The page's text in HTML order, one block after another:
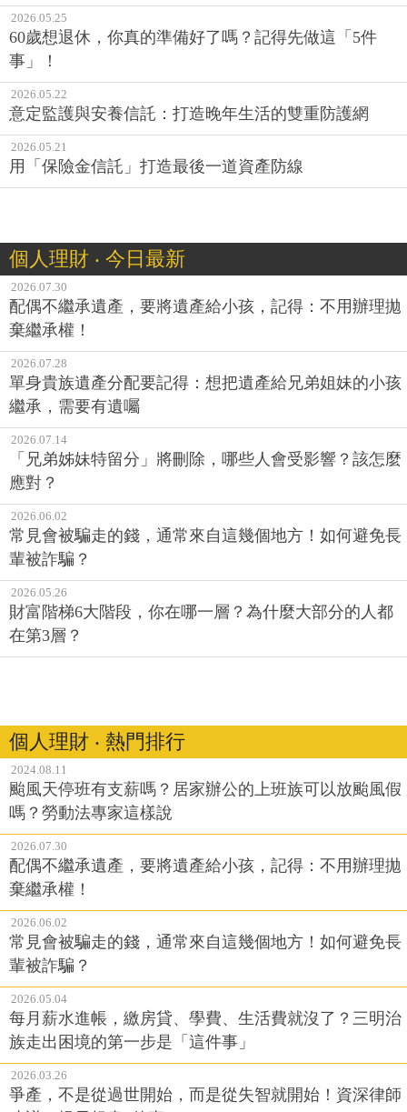
2026.05.25
60歲想退休，你真的準備好了嗎？記得先做這「5件
事」！
2026.05.22
意定監護與安養信託：打造晚年生活的雙重防護網
2026.05.21
用「保險金信託」打造最後一道資產防線
個人理財 ‧ 今日最新
2026.07.30
配偶不繼承遺產，要將遺產給小孩，記得：不用辦理拋
棄繼承權！
2026.07.28
單身貴族遺產分配要記得：想把遺產給兄弟姐妹的小孩
繼承，需要有遺囑
2026.07.14
「兄弟姊妹特留分」將刪除，哪些人會受影響？該怎麼
應對？
2026.06.02
常見會被騙走的錢，通常來自這幾個地方！如何避免長
輩被詐騙？
2026.05.26
財富階梯6大階段，你在哪一層？為什麼大部分的人都
在第3層？
個人理財 ‧ 熱門排行
2024.08.11
颱風天停班有支薪嗎？居家辦公的上班族可以放颱風假
嗎？勞動法專家這樣說
2026.07.30
配偶不繼承遺產，要將遺產給小孩，記得：不用辦理拋
棄繼承權！
2026.06.02
常見會被騙走的錢，通常來自這幾個地方！如何避免長
輩被詐騙？
2026.05.04
每月薪水進帳，繳房貸、學費、生活費就沒了？三明治
族走出困境的第一步是「這件事」
2026.03.26
爭產，不是從過世開始，而是從失智就開始！資深律師